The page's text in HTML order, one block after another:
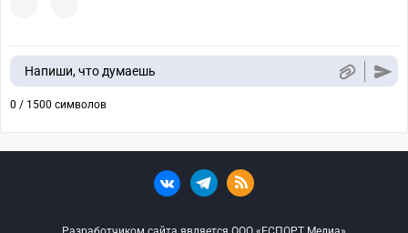
Напиши, что думаешь
0 / 1500 символов